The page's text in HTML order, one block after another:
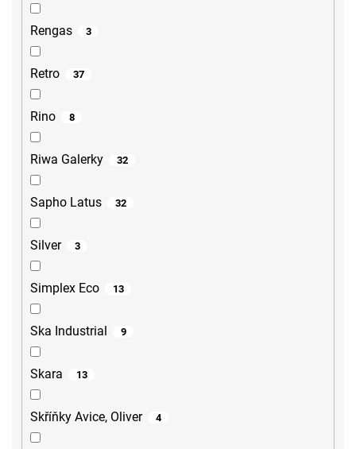
Rengas 3
Retro 37
Rino 8
Riwa Galerky 32
Sapho Latus 32
Silver 3
Simplex Eco 13
Ska Industrial 9
Skara 13
Skříňky Avice, Oliver 4